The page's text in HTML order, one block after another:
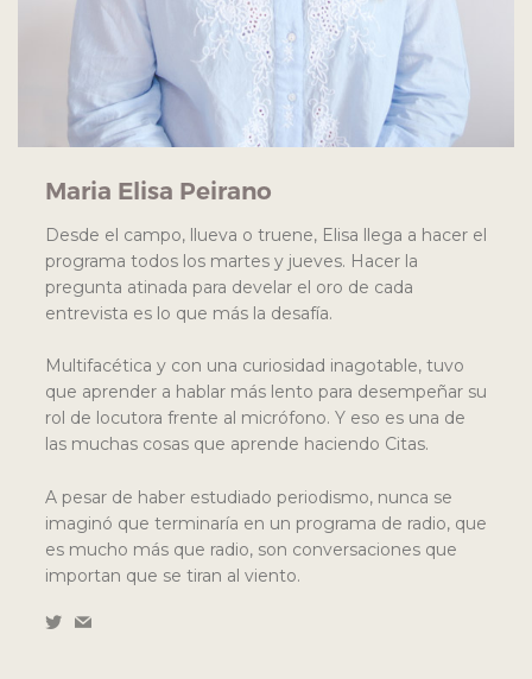
Maria Elisa Peirano
Desde el campo, llueva o truene, Elisa llega a hacer el
programa todos los martes y jueves. Hacer la
pregunta atinada para develar el oro de cada
entrevista es lo que más la desafía.
Multifacética y con una curiosidad inagotable, tuvo
que aprender a hablar más lento para desempeñar su
rol de locutora frente al micrófono. Y eso es una de
las muchas cosas que aprende haciendo Citas.
A pesar de haber estudiado periodismo, nunca se
imaginó que terminaría en un programa de radio, que
es mucho más que radio, son conversaciones que
importan que se tiran al viento.